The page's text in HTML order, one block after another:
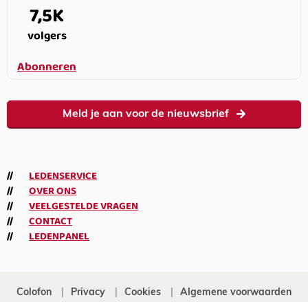
7,5K
volgers
Abonneren
Meld je aan voor de nieuwsbrief
LEDENSERVICE
OVER ONS
VEELGESTELDE VRAGEN
CONTACT
LEDENPANEL
Colofon Privacy Cookies Algemene voorwaarden